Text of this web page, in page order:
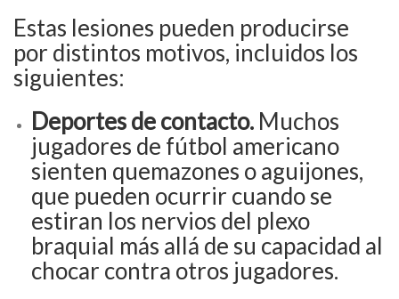
Estas lesiones pueden producirse
por distintos motivos, incluidos los
siguientes:
Deportes de contacto. Muchos
jugadores de fútbol americano
sienten quemazones o aguijones,
que pueden ocurrir cuando se
estiran los nervios del plexo
braquial más allá de su capacidad al
chocar contra otros jugadores.